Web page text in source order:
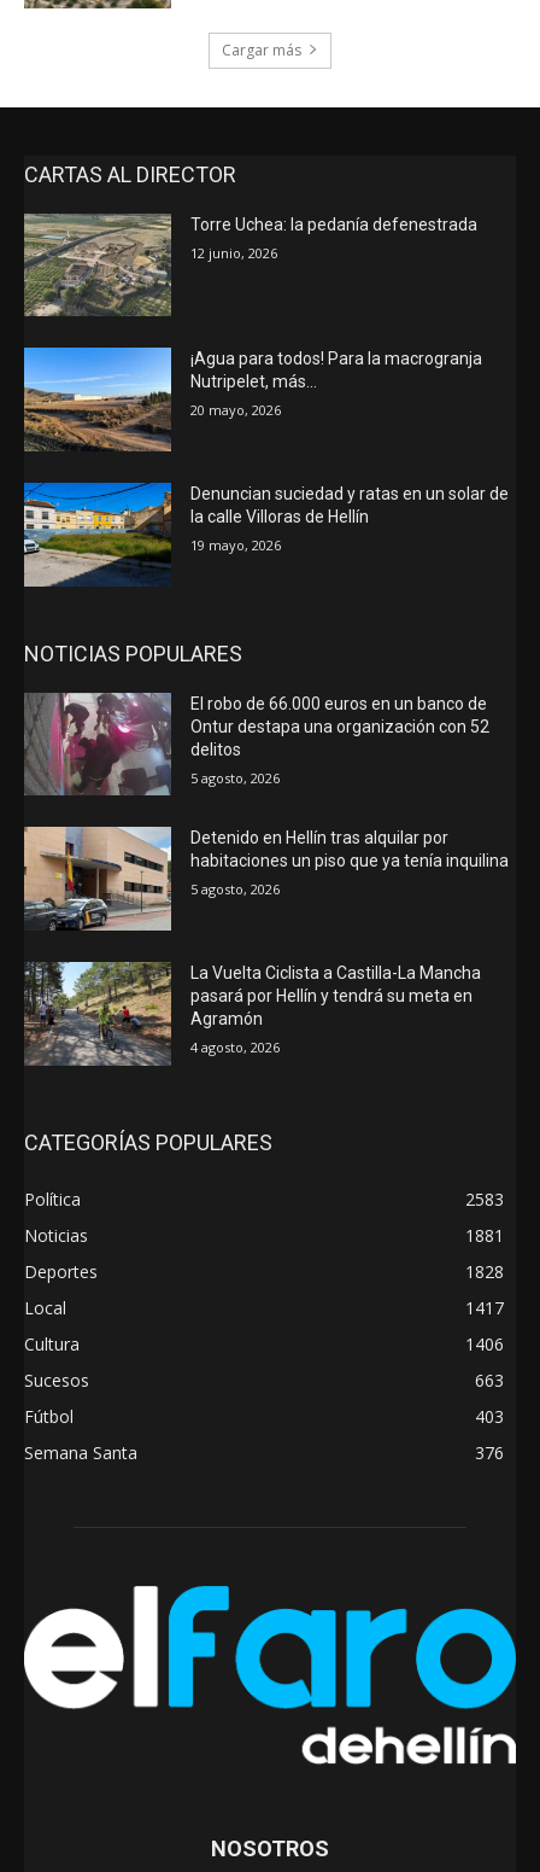
Cargar más
CARTAS AL DIRECTOR
Torre Uchea: la pedanía defenestrada
12 junio, 2026
¡Agua para todos! Para la macrogranja
Nutripelet, más…
20 mayo, 2026
Denuncian suciedad y ratas en un solar de
la calle Villoras de Hellín
19 mayo, 2026
NOTICIAS POPULARES
El robo de 66.000 euros en un banco de
Ontur destapa una organización con 52
delitos
5 agosto, 2026
Detenido en Hellín tras alquilar por
habitaciones un piso que ya tenía inquilina
5 agosto, 2026
La Vuelta Ciclista a Castilla-La Mancha
pasará por Hellín y tendrá su meta en
Agramón
4 agosto, 2026
CATEGORÍAS POPULARES
Política
2583
Noticias
1881
Deportes
1828
Local
1417
Cultura
1406
Sucesos
663
Fútbol
403
Semana Santa
376
NOSOTROS